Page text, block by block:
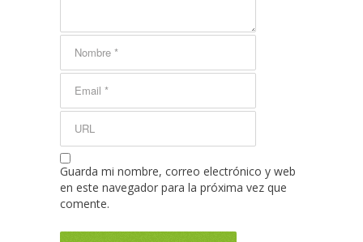
Guarda mi nombre, correo electrónico y web
en este navegador para la próxima vez que
comente.